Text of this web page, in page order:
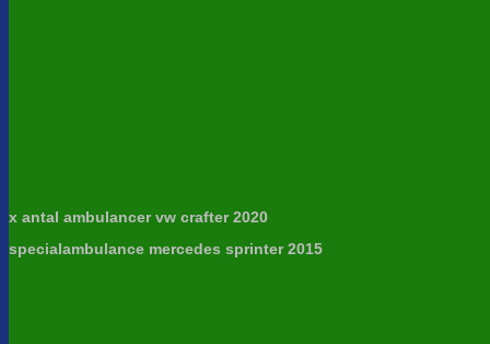
x antal ambulancer vw crafter 2020
specialambulance mercedes sprinter 2015